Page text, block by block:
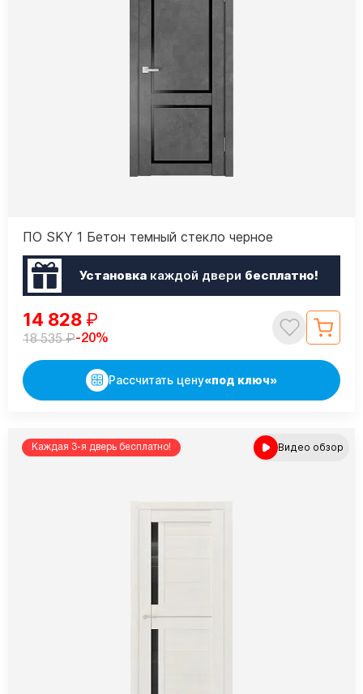
ПО SKY 1 Бетон темный стекло черное
Установкакаждой двери бесплатно!
14 828 ₽
18 535₽-20%
Рассчитать цену«под ключ»
Каждая 3-я дверь бесплатно! Видео обзор